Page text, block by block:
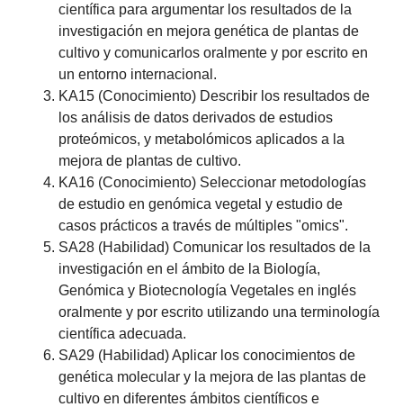
científica para argumentar los resultados de la
investigación en mejora genética de plantas de
cultivo y comunicarlos oralmente y por escrito en
un entorno internacional.
KA15 (Conocimiento) Describir los resultados de
los análisis de datos derivados de estudios
proteómicos, y metabolómicos aplicados a la
mejora de plantas de cultivo.
KA16 (Conocimiento) Seleccionar metodologías
de estudio en genómica vegetal y estudio de
casos prácticos a través de múltiples "omics".
SA28 (Habilidad) Comunicar los resultados de la
investigación en el ámbito de la Biología,
Genómica y Biotecnología Vegetales en inglés
oralmente y por escrito utilizando una terminología
científica adecuada.
SA29 (Habilidad) Aplicar los conocimientos de
genética molecular y la mejora de las plantas de
cultivo en diferentes ámbitos científicos e